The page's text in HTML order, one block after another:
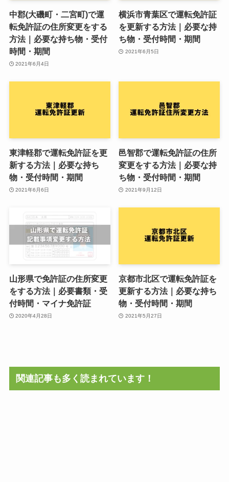
中郡(大磯町・二宮町)で運
転免許証の住所変更をする
方法｜必要な持ち物・受付
時間・期間
2021年6月4日
横浜市青葉区で運転免許証
を更新する方法｜必要な持
ち物・受付時間・期間
2021年6月5日
東津軽郡で運転免許証を更
新する方法｜必要な持ち
物・受付時間・期間
2021年6月6日
邑智郡で運転免許証の住所
変更をする方法｜必要な持
ち物・受付時間・期間
2021年9月12日
山形県で免許証の住所変更
をする方法｜必要書類・受
付時間・マイナ免許証
2020年4月28日
京都市北区で運転免許証を
更新する方法｜必要な持ち
物・受付時間・期間
2021年5月27日
関連記事も多く読まれています！